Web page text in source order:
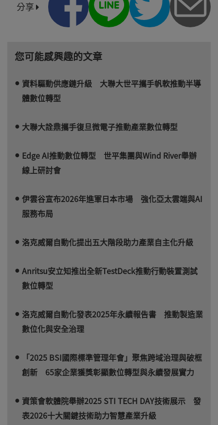
分享
您可能感興趣的文章
資料驅動供應鏈升級 大聯大世平攜手帆軟推動半導
體數位轉型
大聯大詮鼎攜手復旦微電子推動產業數位轉型
Edge AI推動數位轉型 世平集團與Wind River舉辦
線上研討會
伊雲谷宣布2026年進軍日本市場 強化亞太雲端與AI
服務布局
洛克威爾自動化提出五大階段助力產業自主化升級
Anritsu安立知推出全新TestDeck推動行動裝置測試
數位轉型
洛克威爾自動化發表2025年永續報告書 推動製造業
數位化與安全治理
「2025 BSI國際標準管理年會」聚焦跨域治理與破框
創新 65家企業獲獎彰顯數位轉型與永續發展實力
資策會軟體院舉辦2025 STI TECH DAY技術展示 發
表2026十大關鍵技術助力智慧產業升級